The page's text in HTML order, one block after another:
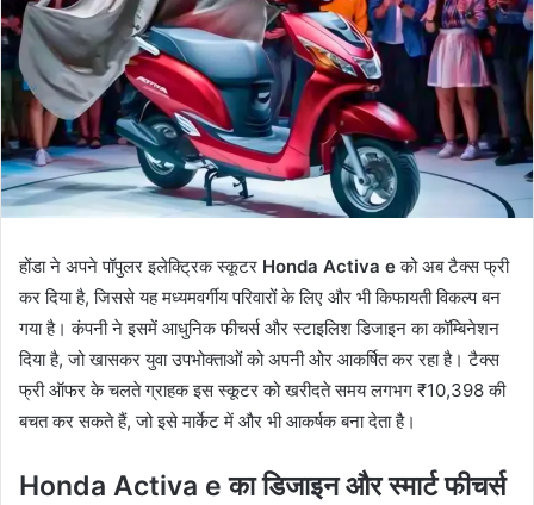
होंडा ने अपने पॉपुलर इलेक्ट्रिक स्कूटर Honda Activa eको अब टैक्स फ्री
कर दिया है, जिससे यह मध्यमवर्गीय परिवारों के लिए और भी किफायती विकल्प बन
गया है। कंपनी ने इसमें आधुनिक फीचर्स और स्टाइलिश डिजाइन का कॉम्बिनेशन
दिया है, जो खासकर युवा उपभोक्ताओं को अपनी ओर आकर्षित कर रहा है। टैक्स
फ्री ऑफर के चलते ग्राहक इस स्कूटर को खरीदते समय लगभग ₹10,398 की
बचत कर सकते हैं, जो इसे मार्केट में और भी आकर्षक बना देता है।
Honda Activa e का डिजाइन और स्मार्ट फीचर्स